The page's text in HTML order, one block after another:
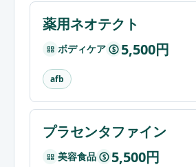
薬用ネオテクト
ボディケア $ 5,500円
afb
プラセンタファイン
美容食品 $ 5,500円